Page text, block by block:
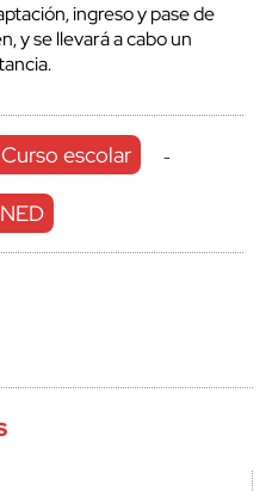
ingreso y pase de
y se llevará a cabo un
Curso escolar -